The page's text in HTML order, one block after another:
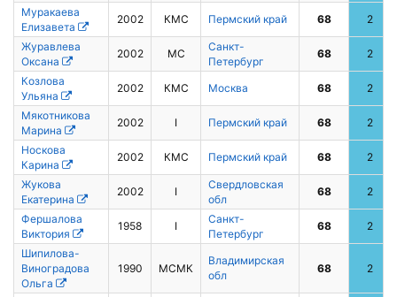
Муракаева
Елизавета
2002 КМС Пермский край 68 2
Журавлева
Оксана
2002 МС
Санкт-
Петербург
68 2
Козлова
Ульяна
2002 КМС Москва 68 2
Мякотникова
Марина
2002 I Пермский край 68 2
Носкова
Карина
2002 КМС Пермский край 68 2
Жукова
Екатерина
2002 I
Свердловская
обл
68 2
Фершалова
Виктория
1958 I
Санкт-
Петербург
68 2
Шипилова-
Виноградова
Ольга
1990 МСМК
Владимирская
обл
68 2